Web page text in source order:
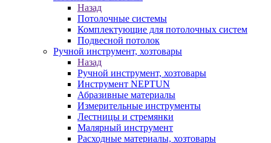
Назад
Потолочные системы
Комплектующие для потолочных систем
Подвесной потолок
Ручной инструмент, хозтовары
Назад
Ручной инструмент, хозтовары
Инструмент NEPTUN
Абразивные материалы
Измерительные инструменты
Лестницы и стремянки
Малярный инструмент
Расходные материалы, хозтовары